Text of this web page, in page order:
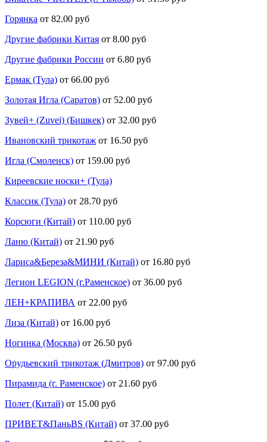
Горянка от 82.00 руб
Другие фабрики Китая от 8.00 руб
Другие фабрики России от 6.80 руб
Ермак (Тула) от 66.00 руб
Золотая Игла (Саратов) от 52.00 руб
Зувей+ (Zuvei) (Бишкек) от 32.00 руб
Ивановский трикотаж от 16.50 руб
Игла (Смоленск) от 159.00 руб
Киреевские носки+ (Тула)
Классик (Тула) от 28.70 руб
Корсюги (Китай) от 110.00 руб
Ланю (Китай) от 21.90 руб
Лариса&Береза&МИНИ (Китай) от 16.80 руб
Легион LEGION (г.Раменское) от 36.00 руб
ЛЕН+КРАПИВА от 22.00 руб
Лиза (Китай) от 16.00 руб
Ногинка (Москва) от 26.50 руб
Орудьевский трикотаж (Дмитров) от 97.00 руб
Пирамида (г. Раменское) от 21.60 руб
Полет (Китай) от 15.00 руб
ПРИВЕТ&ПаньBS (Китай) от 37.00 руб